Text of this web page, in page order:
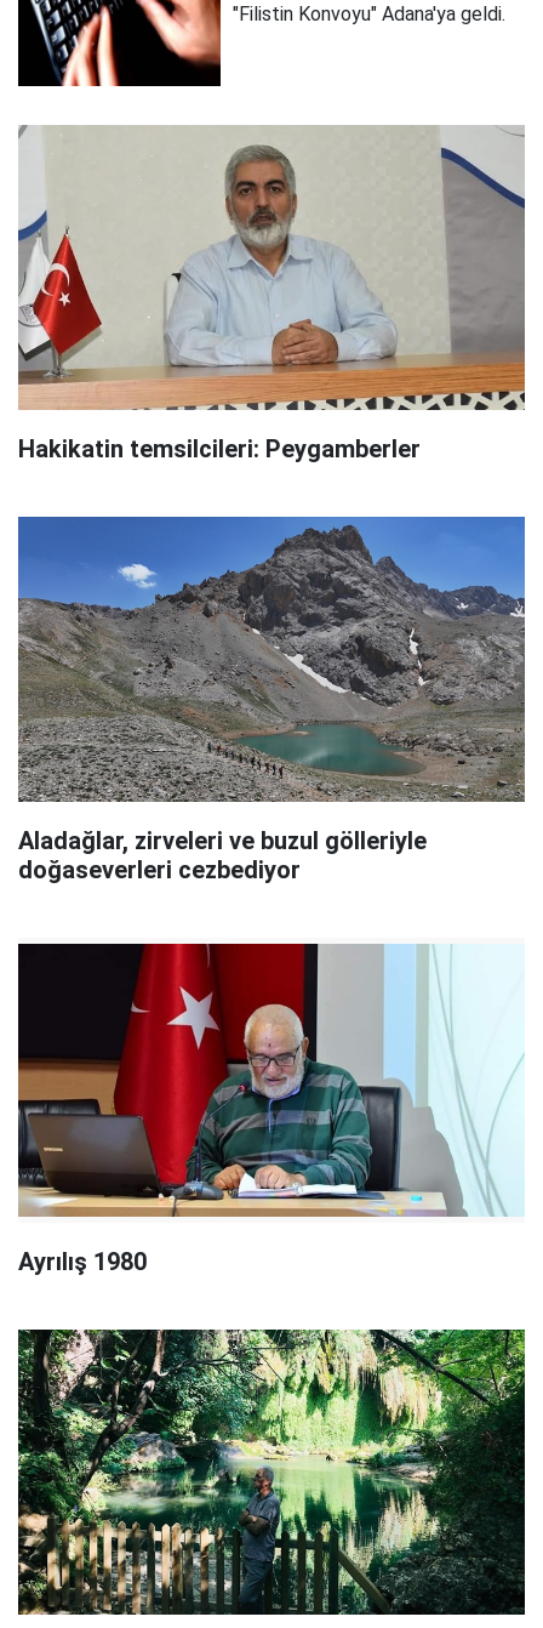
"Filistin Konvoyu" Adana'ya geldi.
Hakikatin temsilcileri: Peygamberler
Aladağlar, zirveleri ve buzul gölleriyle
doğaseverleri cezbediyor
Ayrılış 1980